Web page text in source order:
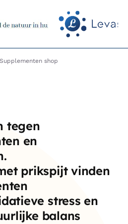
Supplementen shop
tegen
en
prikspijt vinden
stress en
balans